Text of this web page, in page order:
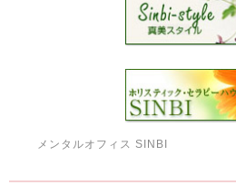
メンタルオフィス SINBI